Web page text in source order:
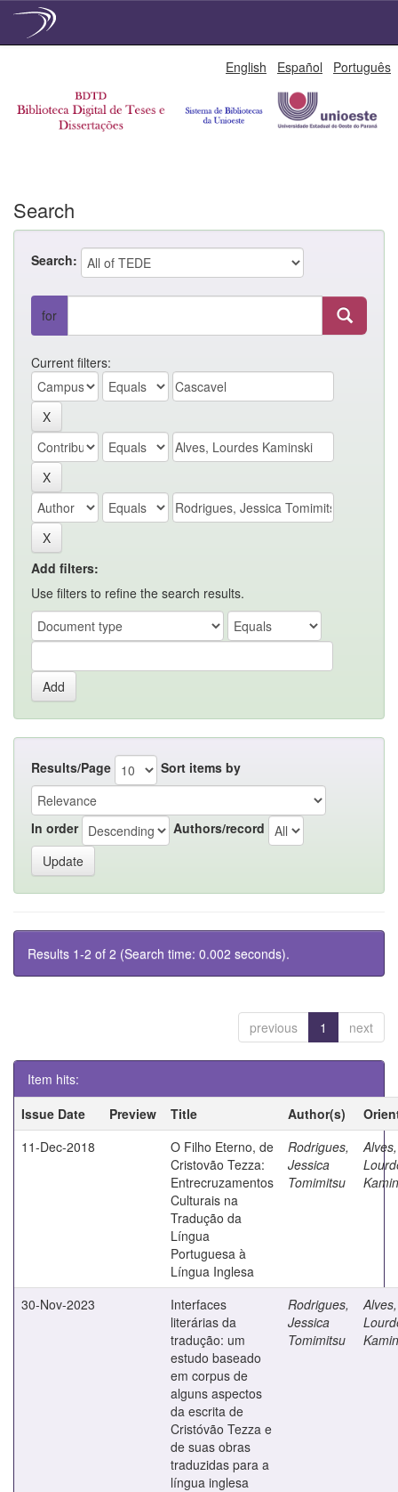
English Español Português
Search
Search:
for
Current filters:
Add filters:
Use filters to refine the search results.
Results/Page Sort items by
In order Authors/record
Results 1-2 of 2 (Search time: 0.002 seconds).
previous 1 next
Item hits:
Issue Date
Preview Title Author(s)
11-Dec-2018
O Filho Eterno, de
Cristovão Tezza:
Entrecruzamentos
Culturais na
Tradução da
Língua
Portuguesa à
Língua Inglesa
Rodrigues,
Jessica
Tomimitsu
Alves,
30-Nov-2023
Interfaces
literárias da
tradução: um
estudo baseado
em corpus de
alguns aspectos
da escrita de
Cristóvão Tezza e
de suas obras
traduzidas para a
língua inglesa
Rodrigues,
Jessica
Tomimitsu
Alves,